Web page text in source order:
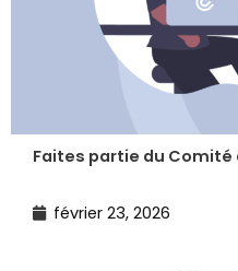
Faites partie du Comité
février 23, 2026